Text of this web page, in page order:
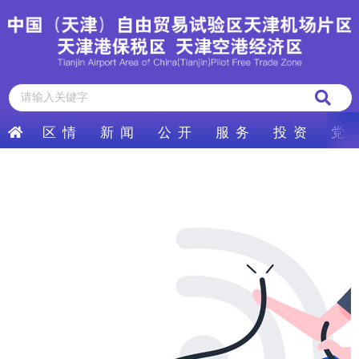
区 情 新 闻 公 开 服 务 投 资 党